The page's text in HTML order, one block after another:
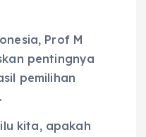
Prof M
pentingnya
pemilihan
kita, apakah